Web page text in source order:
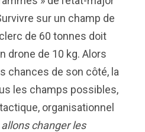
sur un champ de
de 60 tonnes doit
drone de 10 kg. Alors
chances de son côté, la
les champs possibles,
organisationnel
changer les